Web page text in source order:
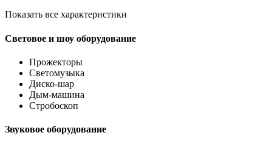
Показать все характеристики
Световое и шоу оборудование
Прожекторы
Светомузыка
Диско-шар
Дым-машина
Стробоскоп
Звуковое оборудование